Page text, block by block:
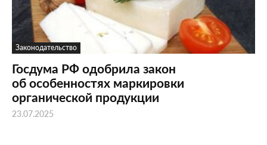
Законодательство
Госдума РФ одобрила закон
об особенностях маркировки
органической продукции
23.07.2025